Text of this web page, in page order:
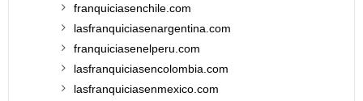
franquiciasenchile.com
lasfranquiciasenargentina.com
franquiciasenelperu.com
lasfranquiciasencolombia.com
lasfranquiciasenmexico.com